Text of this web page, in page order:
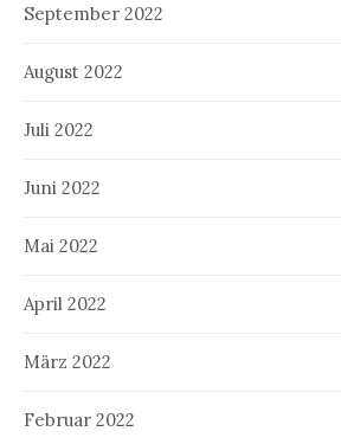
September 2022
August 2022
Juli 2022
Juni 2022
Mai 2022
April 2022
März 2022
Februar 2022